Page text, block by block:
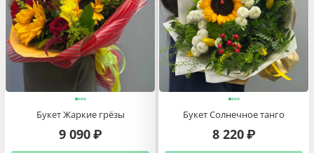
Букет Жаркие грёзы
9 090 ₽
Букет Солнечное танго
8 220 ₽